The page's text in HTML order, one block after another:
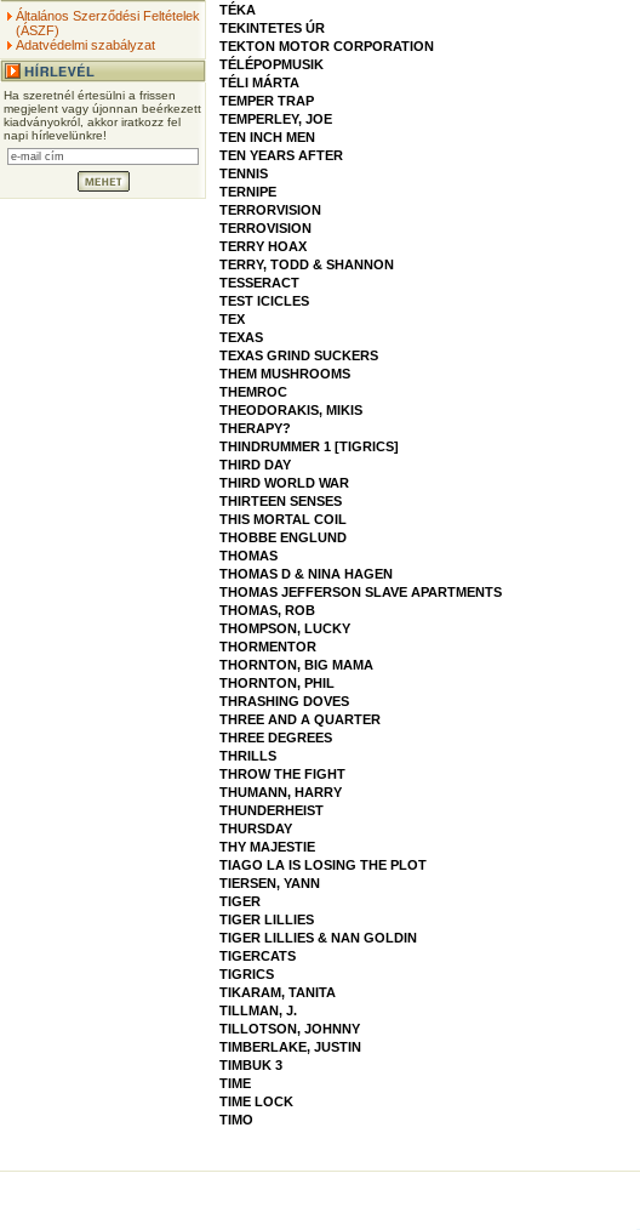
Általános Szerződési Feltételek
(ÁSZF)
Adatvédelmi szabályzat
Ha szeretnél értesülni a frissen
megjelent vagy újonnan beérkezett
kiadványokról, akkor iratkozz fel
napi hírlevelünkre!
TÉKA
TEKINTETES ÚR
TEKTON MOTOR CORPORATION
TÉLÉPOPMUSIK
TÉLI MÁRTA
TEMPER TRAP
TEMPERLEY, JOE
TEN INCH MEN
TEN YEARS AFTER
TENNIS
TERNIPE
TERRORVISION
TERROVISION
TERRY HOAX
TERRY, TODD & SHANNON
TESSERACT
TEST ICICLES
TEX
TEXAS
TEXAS GRIND SUCKERS
THEM MUSHROOMS
THEMROC
THEODORAKIS, MIKIS
THERAPY?
THINDRUMMER 1 [TIGRICS]
THIRD DAY
THIRD WORLD WAR
THIRTEEN SENSES
THIS MORTAL COIL
THOBBE ENGLUND
THOMAS
THOMAS D & NINA HAGEN
THOMAS JEFFERSON SLAVE APARTMENTS
THOMAS, ROB
THOMPSON, LUCKY
THORMENTOR
THORNTON, BIG MAMA
THORNTON, PHIL
THRASHING DOVES
THREE AND A QUARTER
THREE DEGREES
THRILLS
THROW THE FIGHT
THUMANN, HARRY
THUNDERHEIST
THURSDAY
THY MAJESTIE
TIAGO LA IS LOSING THE PLOT
TIERSEN, YANN
TIGER
TIGER LILLIES
TIGER LILLIES & NAN GOLDIN
TIGERCATS
TIGRICS
TIKARAM, TANITA
TILLMAN, J.
TILLOTSON, JOHNNY
TIMBERLAKE, JUSTIN
TIMBUK 3
TIME
TIME LOCK
TIMO